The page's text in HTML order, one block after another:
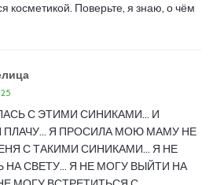
косметикой. Поверьте, я знаю, о чём
С ЭТИМИ СИНИКАМИ... И
ПЛАЧУ... Я ПРОСИЛА МОЮ МАМУ НЕ
С ТАКИМИ СИНИКАМИ... Я НЕ
НА СВЕТУ... Я НЕ МОГУ ВЫЙТИ НА